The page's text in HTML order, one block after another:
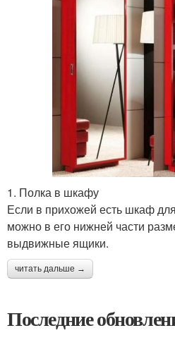
1. Полка в шкафу
Если в прихожей есть шкаф
можно в его нижней части
выдвижные ящики.
читать дальше →
Последние